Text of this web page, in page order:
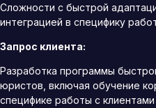
Сложности с быстрой
интеграцией в специфику
Запрос клиента:
Разработка программы
юристов, включая обучение
специфике работы с клиентами